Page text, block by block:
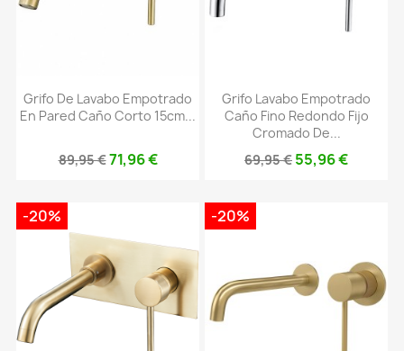
Grifo De Lavabo Empotrado
En Pared Caño Corto 15cm...
89,95 €71,96 €
Grifo Lavabo Empotrado
Caño Fino Redondo Fijo
Cromado De...
69,95 € 55,96 €
-20% -20%